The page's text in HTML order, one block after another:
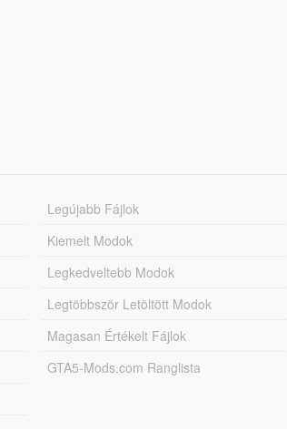
Legújabb Fájlok
Kiemelt Modok
Legkedveltebb Modok
Legtöbbször Letöltött Modok
Magasan Értékelt Fájlok
GTA5-Mods.com Ranglista